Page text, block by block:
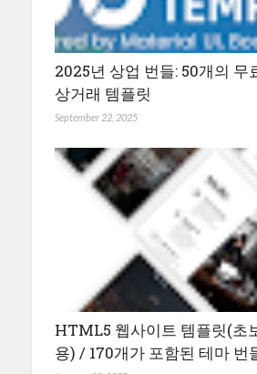
2025년 상업 번들: 50개의 무
상거래 템플릿
September 22, 2025
HTML5 웹사이트 템플릿(초
용) / 170개가 포함된 테마 번